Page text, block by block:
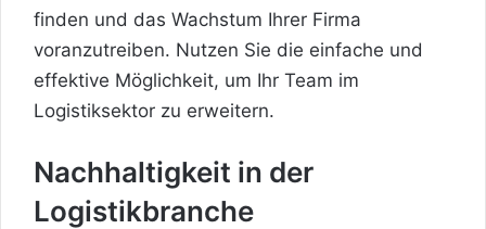
finden und das Wachstum Ihrer Firma
voranzutreiben. Nutzen Sie die einfache und
effektive Möglichkeit, um Ihr Team im
Logistiksektor zu erweitern.
Nachhaltigkeit in der
Logistikbranche